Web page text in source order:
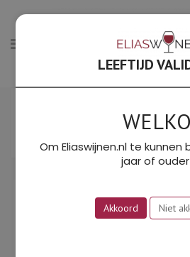
Filter
SORTEER OP PRIJS: LAAG
LEEFTIJD
Om Eliaswijnen.nl te kunnen
jaar of ouder
Akkoord Niet